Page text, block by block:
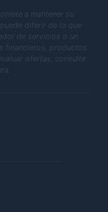
a mantener su
diferir de lo que
de servicios o un
productos
ofertas, consulte